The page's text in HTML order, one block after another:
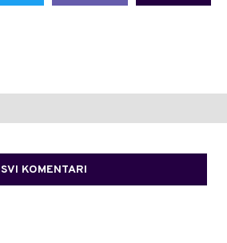
SVI KOMENTARI